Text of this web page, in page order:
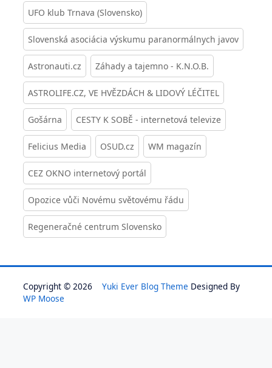
UFO klub Trnava (Slovensko)
Slovenská asociácia výskumu paranormálnych javov
Astronauti.cz Záhady a tajemno - K.N.O.B.
ASTROLIFE.CZ, VE HVĚZDÁCH & LIDOVÝ LÉČITEL
Gošárna CESTY K SOBĚ - internetová televize
Felicius Media OSUD.cz WM magazín
CEZ OKNO internetový portál
Opozice vůči Novému světovému řádu
Regeneračné centrum Slovensko
Copyright © 2026 Yuki Ever Blog Theme Designed By
WP Moose